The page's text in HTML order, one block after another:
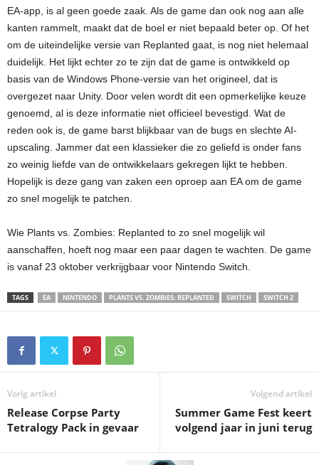
EA-app, is al geen goede zaak. Als de game dan ook nog aan alle
kanten rammelt, maakt dat de boel er niet bepaald beter op. Of het
om de uiteindelijke versie van Replanted gaat, is nog niet helemaal
duidelijk. Het lijkt echter zo te zijn dat de game is ontwikkeld op
basis van de Windows Phone-versie van het origineel, dat is
overgezet naar Unity. Door velen wordt dit een opmerkelijke keuze
genoemd, al is deze informatie niet officieel bevestigd. Wat de
reden ook is, de game barst blijkbaar van de bugs en slechte AI-
upscaling. Jammer dat een klassieker die zo geliefd is onder fans
zo weinig liefde van de ontwikkelaars gekregen lijkt te hebben.
Hopelijk is deze gang van zaken een oproep aan EA om de game
zo snel mogelijk te patchen.
Wie Plants vs. Zombies: Replanted to zo snel mogelijk wil
aanschaffen, hoeft nog maar een paar dagen te wachten. De game
is vanaf 23 oktober verkrijgbaar voor Nintendo Switch.
TAGS EA NINTENDO PLANTS VS. ZOMBIES: REPLANTED SWITCH SWITCH 2
Vorig artikel
Release Corpse Party
Tetralogy Pack in gevaar
Volgend artikel
Summer Game Fest keert
volgend jaar in juni terug